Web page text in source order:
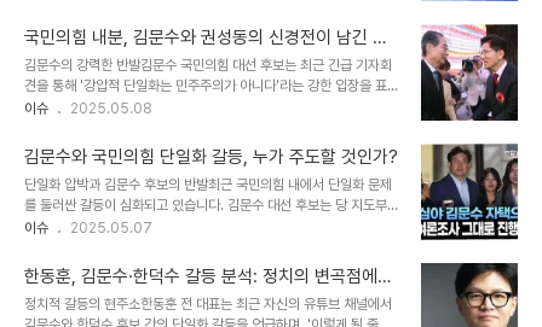
실'로 일축했습니다. 그는 '김문..
18세 이상의 남녀 1,000명을 대상으로 실시되었습니다. 이재명 후보
는 2025년 대선에 있어 유리한 고지를 점하고 있으며, 이는 그가 지
난 선거에서 보여준 정책적 성과와 국민적 지지가 반영된 결과로 볼 수
있습니다. 한덕수와 김문수의 경쟁무소속 한덕수 후보는 23%의 지지
를 얻으며 2위를 차지했습니다. 한 후보는 여론조사에서 긍정적인 반
일부 작용했을 것으로 보입니다. 반..
국민의힘 내분, 김문수와 권성동의 신경전이 남긴 교
훈
김문수의 강력한 반발김문수 국민의힘 대선 후보는 최근 긴급 기자회
견을 통해 '강압적 단일화는 민주주의가 아니다'라는 강한 입장을 표명
했습니다. 김 후보는 단일화를 위한 조건으로 일주일간의 선거 운동과
다. 이는 단순한 후보 교체가 아닌, 유권자들의 신뢰를 얻기 위한 과정
이라는 점을 분명히 했습니다. 김문수 후보는 '무소속 후보를 위해 저
를 끌어내리려는 이유가 무엇인지 명확히 밝히라'며 당 지도부에 강한
공격을 퍼부었습니다. 권성동의 반격이에 대해 권성동 국민의힘 원내
대표는 김문수 후보의 기자회견을 비판하며, '알량한 후보자리를 지키
국민들의 지지를 받지 못한 것이라고..
이슈 2025.05.08
김문수와 국민의힘 단일화 갈등, 누가 주도할 것인가?
단일화 압박과 김문수 후보의 반발최근 국민의힘 내에서 단일화 문제
를 둘러싼 갈등이 심화되고 있습니다. 김문수 대선 후보는 당 지도부의
단일화 여론조사 결정에 불쾌감을 드러내며, '더는 단일화에 개입 말고
보가 주도권을 가져야 한다는 메시지를 명확히 전달한 것입니다. 김 후
보는 '내일 18시에 한덕수 후보를 단독으로 만날 것'이라는 입장을 밝
히며, '이 약속은 후보가 제안했고, 불필요한 논쟁은 없어야 한다'고 강
이슈 2025.05.07
한동훈, 김문수·한덕수 갈등 분석: 정치의 변곡점에서
마주한 진실
정치적 갈등의 현주소한동훈 전 대표는 최근 자신의 유튜브 채널에서